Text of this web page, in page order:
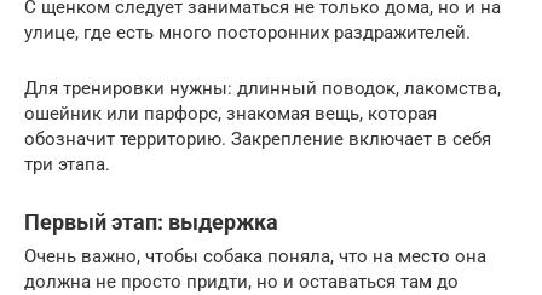
С щенком следует заниматься не только дома, но и на
улице, где есть много посторонних раздражителей.
Для тренировки нужны: длинный поводок, лакомства,
ошейник или парфорс, знакомая вещь, которая
обозначит территорию. Закрепление включает в себя
три этапа.
Первый этап: выдержка
Очень важно, чтобы собака поняла, что на место она
должна не просто придти, но и оставаться там до